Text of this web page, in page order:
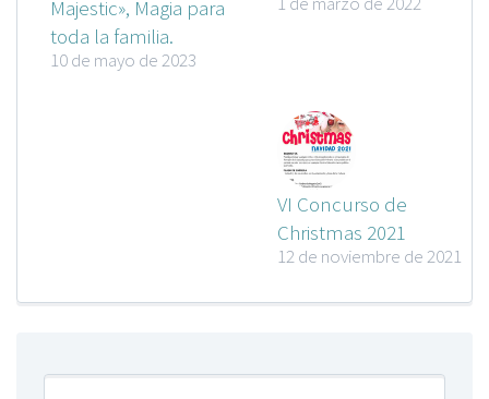
Majestic», Magia para
toda la familia.
10 de mayo de 2023
VI Concurso de
Christmas 2021
12 de noviembre de 2021